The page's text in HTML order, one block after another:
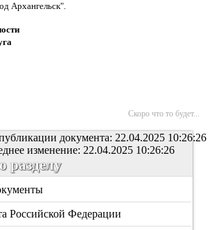
Архангельск".
Скоро что то будет...
документа: 22.04.2025 10:26:26
изменение: 22.04.2025 10:26:26
разделу
Российской Федерации